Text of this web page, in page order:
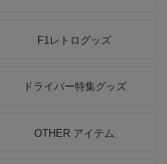
F1レトログッズ
ドライバー特集グッズ
OTHER アイテム